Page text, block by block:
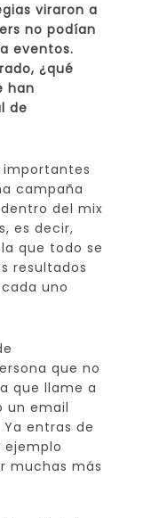
viraron a
no podían
eventos.
¿qué
han
de
importantes
campaña
del mix
es decir,
que todo se
resultados
uno
que no
que llame a
un email
entras de
ejemplo
muchas más